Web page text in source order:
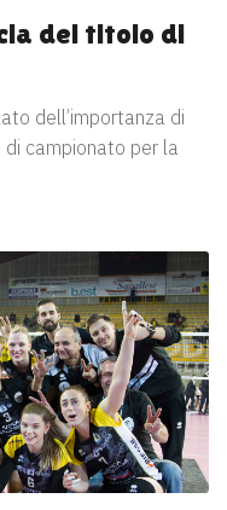
del titolo di
dell’importanza di
campionato per la